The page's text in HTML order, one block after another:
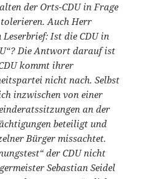
der Orts-CDU in Frage
Auch Herr
Ist die CDU in
Die Antwort darauf ist
kommt ihrer
nicht nach. Selbst
inzwischen von einer
an der
beteiligt und
Bürger missachtet.
der CDU nicht
Sebastian Seidel